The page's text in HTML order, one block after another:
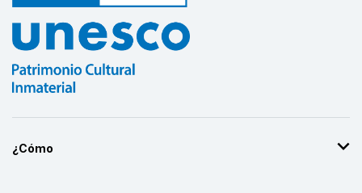
¿Cómo